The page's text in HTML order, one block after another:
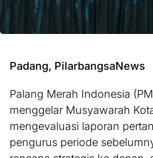
Padang, PilarbangsaNews
Palang Merah Indonesia
menggelar Musyawarah
mengevaluasi laporan
pengurus periode